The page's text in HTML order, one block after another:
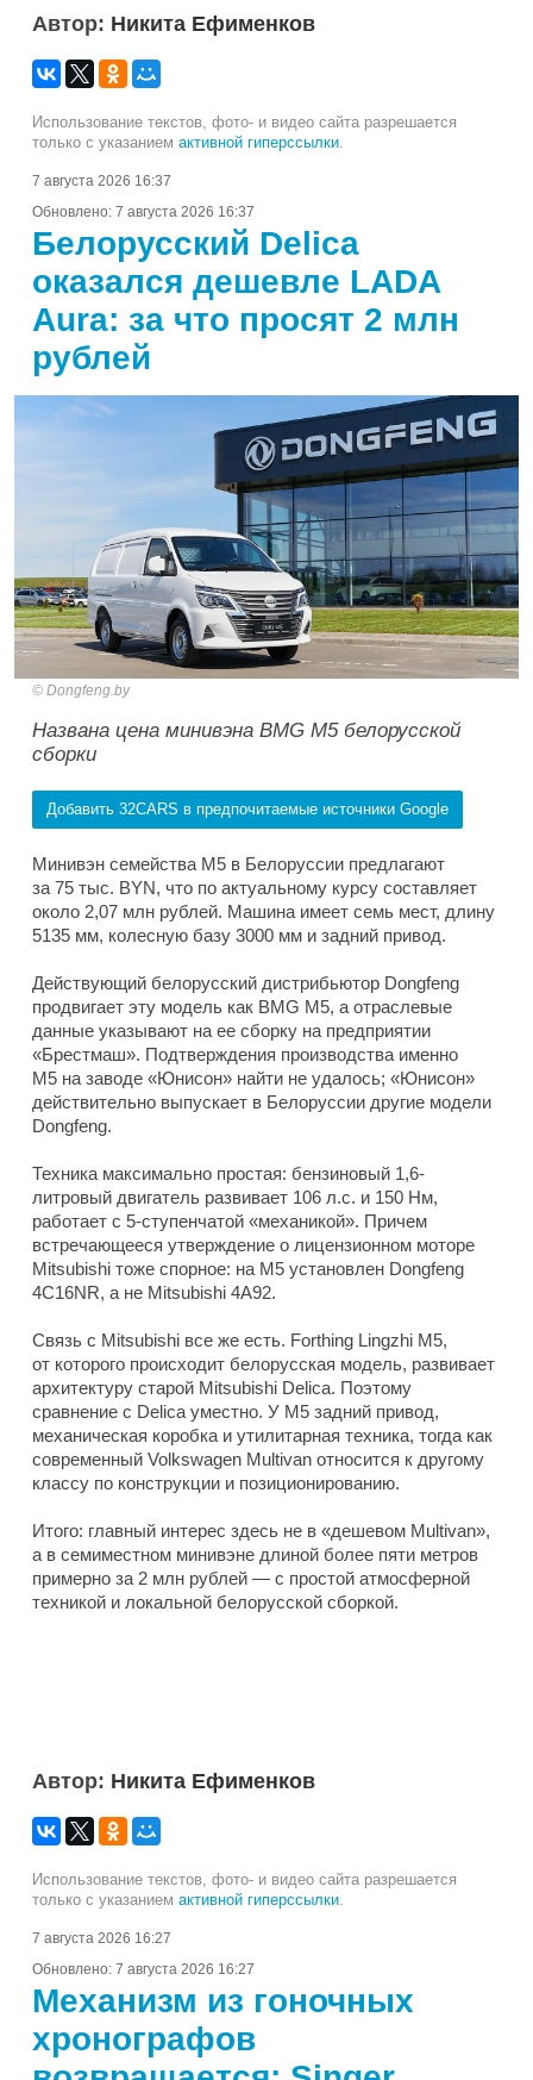
Автор: Никита Ефименков
Использование текстов, фото- и видео сайта разрешается
только с указанием активной гиперссылки
7 августа 2026 16:37
Обновлено: 7 августа 2026 16:37
Белорусский Delica
оказался дешевле LADA
Aura: за что просят 2 млн
рублей
Dongfeng.by
Названа цена минивэна BMG M5 белорусской
сборки
Добавить 32CARS в предпочитаемые источники Google
Минивэн семейства M5 в Белоруссии предлагают
за 75 тыс. BYN, что по актуальному курсу составляет
около 2,07 млн рублей. Машина имеет семь мест, длину
5135 мм, колесную базу 3000 мм и задний привод.
Действующий белорусский дистрибьютор Dongfeng
продвигает эту модель как BMG M5, а отраслевые
данные указывают на ее сборку на предприятии
«Брестмаш». Подтверждения производства именно
M5 на заводе «Юнисон» найти не удалось; «Юнисон»
действительно выпускает в Белоруссии другие модели
Dongfeng.
Техника максимально простая: бензиновый 1,6-
литровый двигатель развивает 106 л.с. и 150 Нм,
работает с 5-ступенчатой «механикой». Причем
встречающееся утверждение о лицензионном моторе
Mitsubishi тоже спорное: на M5 установлен Dongfeng
4C16NR, а не Mitsubishi 4A92.
Связь с Mitsubishi все же есть. Forthing Lingzhi M5,
от которого происходит белорусская модель, развивает
архитектуру старой Mitsubishi Delica. Поэтому
сравнение с Delica уместно. У M5 задний привод,
механическая коробка и утилитарная техника, тогда как
современный Volkswagen Multivan относится к другому
классу по конструкции и позиционированию.
Итого: главный интерес здесь не в «дешевом Multivan»,
а в семиместном минивэне длиной более пяти метров
примерно за 2 млн рублей — с простой атмосферной
техникой и локальной белорусской сборкой.
Автор: Никита Ефименков
Использование текстов, фото- и видео сайта разрешается
только с указанием активной гиперссылки.
7 августа 2026 16:27
Обновлено: 7 августа 2026 16:27
Механизм из гоночных
хронографов